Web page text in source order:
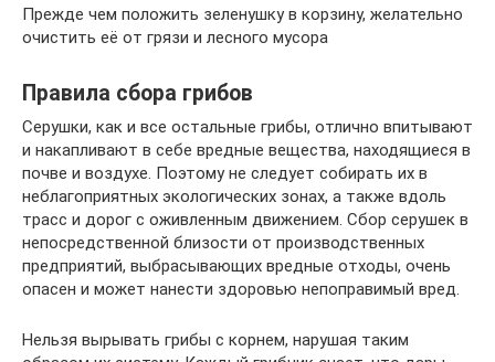
Прежде чем положить зеленушку в корзину, желательно
очистить её от грязи и лесного мусора
Правила сбора грибов
Серушки, как и все остальные грибы, отлично впитывают
и накапливают в себе вредные вещества, находящиеся в
почве и воздухе. Поэтому не следует собирать их в
неблагоприятных экологических зонах, а также вдоль
трасс и дорог с оживленным движением. Сбор серушек в
непосредственной близости от производственных
предприятий, выбрасывающих вредные отходы, очень
опасен и может нанести здоровью непоправимый вред.
Нельзя вырывать грибы с корнем, нарушая таким